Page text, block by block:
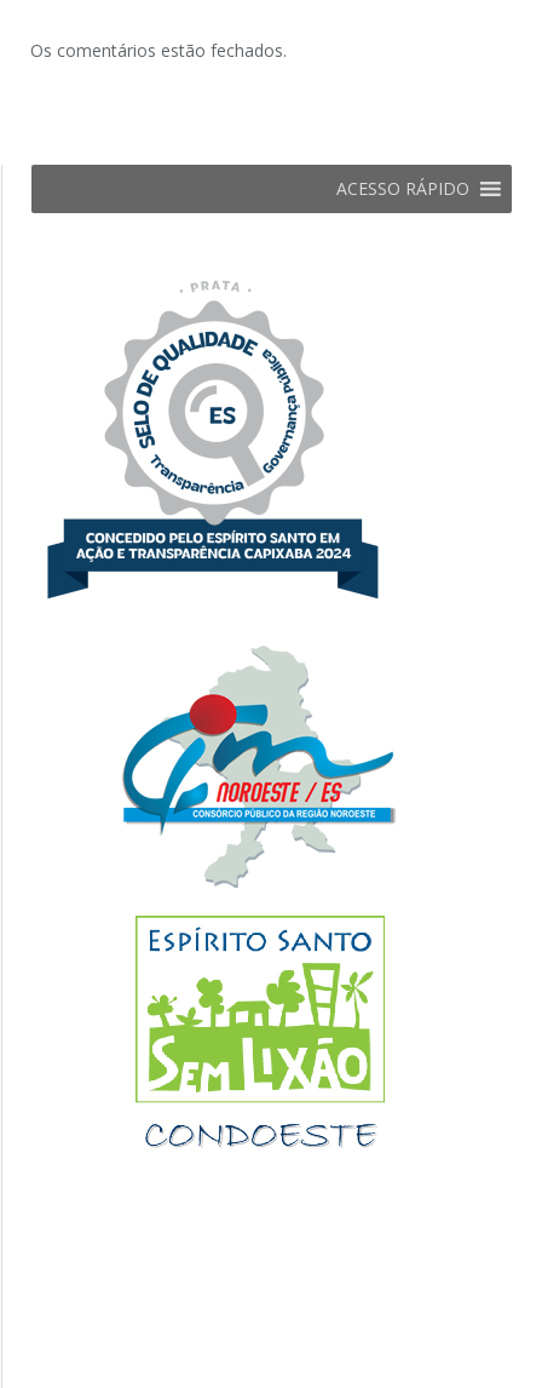
Os comentários estão fechados.
ACESSO RÁPIDO